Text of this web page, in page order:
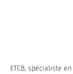
ETCB, spécialiste en